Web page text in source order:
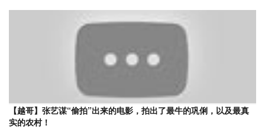
【越哥】张艺谋“偷拍”出来的电影，拍出了最牛的巩俐，以及最真
实的农村！